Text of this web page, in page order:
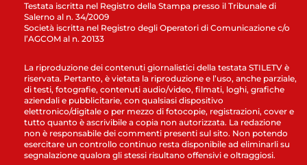
Testata iscritta nel Registro della Stampa presso il Tribunale di
Salerno al n. 34/2009
Società iscritta nel Registro degli Operatori di Comunicazione c/o
l’AGCOM al n. 20133
La riproduzione dei contenuti giornalistici della testata STILETV è
riservata. Pertanto, è vietata la riproduzione e l’uso, anche parziale,
di testi, fotografie, contenuti audio/video, filmati, loghi, grafiche
aziendali e pubblicitarie, con qualsiasi dispositivo
elettronico/digitale o per mezzo di fotocopie, registrazioni, cover e
tutto quanto è ascrivibile a copia non autorizzata. La redazione
non è responsabile dei commenti presenti sul sito. Non potendo
esercitare un controllo continuo resta disponibile ad eliminarli su
segnalazione qualora gli stessi risultano offensivi e oltraggiosi.